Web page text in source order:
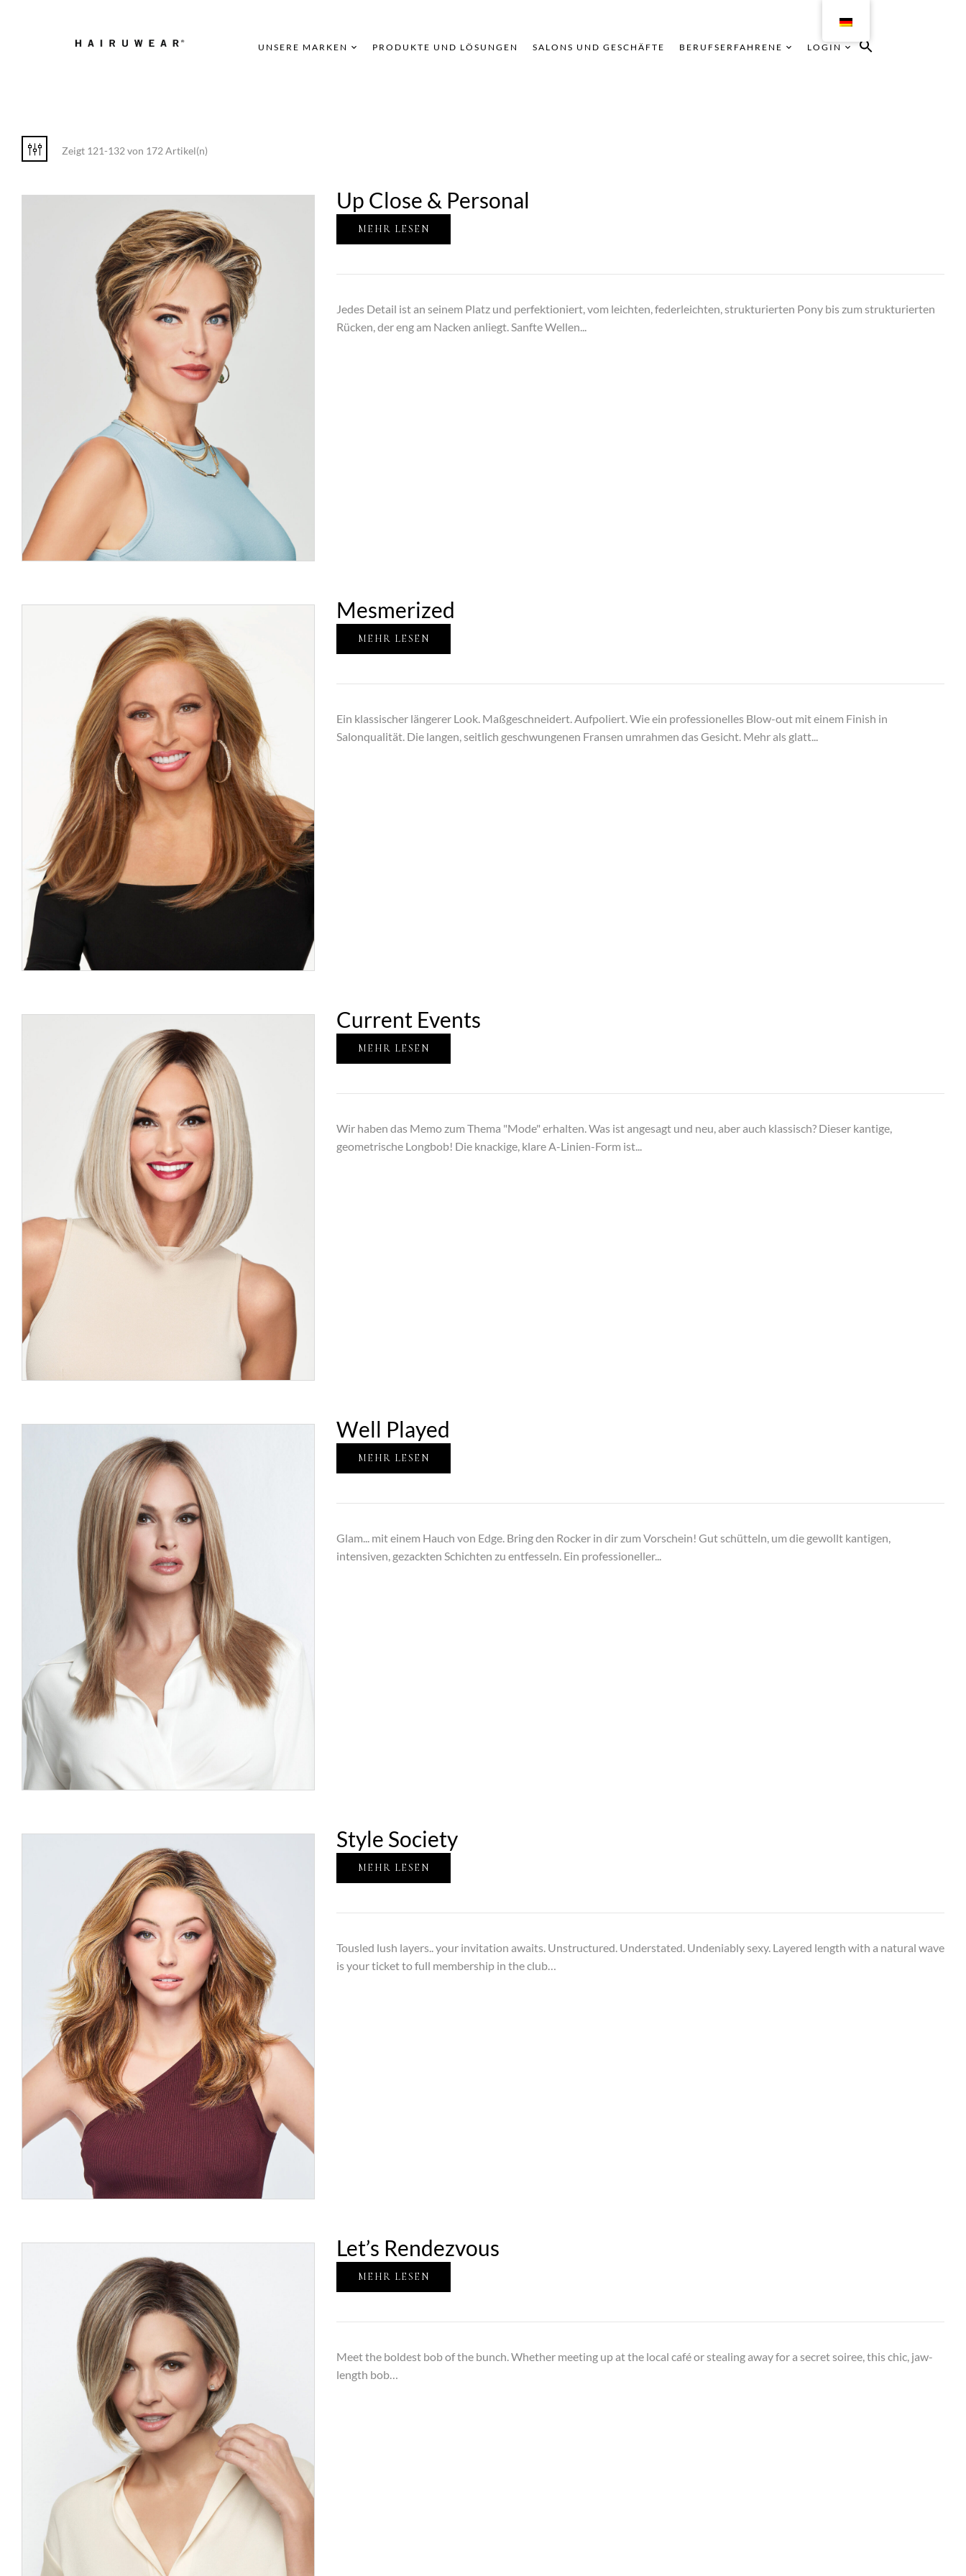
UNSERE MARKEN PRODUKTE UND LÖSUNGEN SALONS UND GESCHÄFTE BERUFSERFAHRENE LOGIN
Zeigt 121-132 von 172 Artikel(n)
Up Close & Personal
MEHR LESEN
Jedes Detail ist an seinem Platz und perfektioniert, vom leichten, federleichten, strukturierten Pony bis zum strukturierten
Rücken, der eng am Nacken anliegt. Sanfte Wellen...
Mesmerized
MEHR LESEN
Ein klassischer längerer Look. Maßgeschneidert. Aufpoliert. Wie ein professionelles Blow-out mit einem Finish in
Salonqualität. Die langen, seitlich geschwungenen Fransen umrahmen das Gesicht. Mehr als glatt...
Current Events
MEHR LESEN
Wir haben das Memo zum Thema "Mode" erhalten. Was ist angesagt und neu, aber auch klassisch? Dieser kantige,
geometrische Longbob! Die knackige, klare A-Linien-Form ist...
Well Played
MEHR LESEN
Glam... mit einem Hauch von Edge. Bring den Rocker in dir zum Vorschein! Gut schütteln, um die gewollt kantigen,
intensiven, gezackten Schichten zu entfesseln. Ein professioneller...
Style Society
MEHR LESEN
Tousled lush layers.. your invitation awaits. Unstructured. Understated. Undeniably sexy. Layered length with a natural wave
is your ticket to full membership in the club…
Let’s Rendezvous
MEHR LESEN
Meet the boldest bob of the bunch. Whether meeting up at the local café or stealing away for a secret soiree, this chic, jaw-
length bob…